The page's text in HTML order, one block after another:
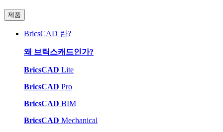
제품
BricsCAD 란?
왜 브릭스캐드인가?
BricsCAD Lite
BricsCAD Pro
BricsCAD BIM
BricsCAD Mechanical